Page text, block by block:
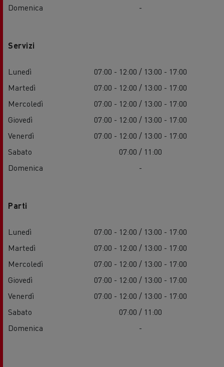
Domenica
-
Servizi
Lunedì
07:00 - 12:00 / 13:00 - 17:00
Martedì
07:00 - 12:00 / 13:00 - 17:00
Mercoledì
07:00 - 12:00 / 13:00 - 17:00
Giovedì
07:00 - 12:00 / 13:00 - 17:00
Venerdì
07:00 - 12:00 / 13:00 - 17:00
Sabato
07:00 / 11:00
Domenica
-
Parti
Lunedì
07:00 - 12:00 / 13:00 - 17:00
Martedì
07:00 - 12:00 / 13:00 - 17:00
Mercoledì
07:00 - 12:00 / 13:00 - 17:00
Giovedì
07:00 - 12:00 / 13:00 - 17:00
Venerdì
07:00 - 12:00 / 13:00 - 17:00
Sabato
07:00 / 11:00
Domenica
-